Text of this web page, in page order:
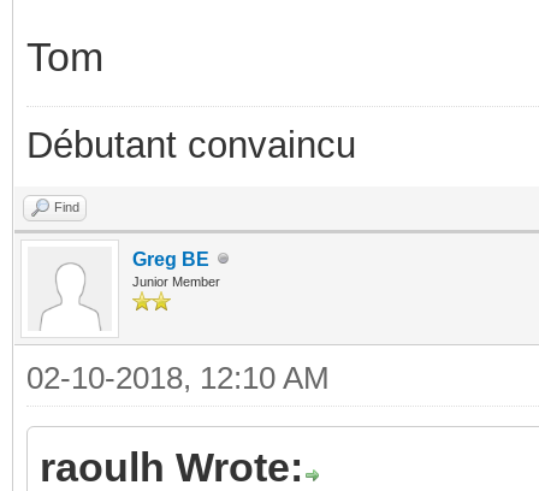
Tom
Débutant convaincu
Find
Greg BE
Junior Member
02-10-2018, 12:10 AM
raoulh Wrote: